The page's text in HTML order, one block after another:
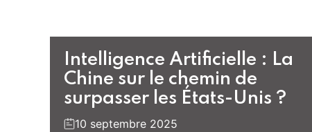
Intelligence Artificielle : La
Chine sur le chemin de
surpasser les États-Unis ?
10 septembre 2025